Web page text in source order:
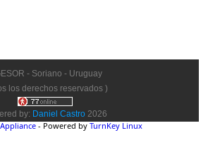
- Soriano - Uruguay
los derechos reservados )
by: Daniel Castro 2026
- Powered by TurnKey Linux